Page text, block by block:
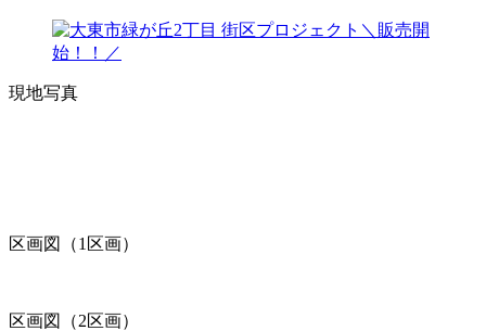
現地写真
区画図（1区画）
区画図（2区画）